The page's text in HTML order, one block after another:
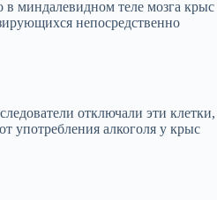
миндалевидном теле мозга крыс
непосредственно
отключали эти клетки,
употребления алкоголя у крыс